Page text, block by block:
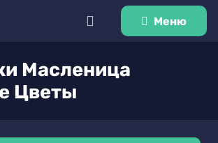
Меню
Масленица
Цветы